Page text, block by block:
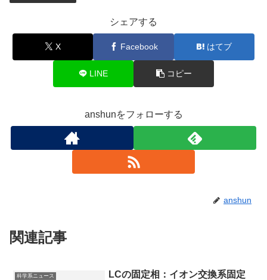
シェアする
X Facebook はてブ
LINE コピー
anshunをフォローする
anshun
関連記事
科学系ニュース
LCの固定相：イオン交換系固定